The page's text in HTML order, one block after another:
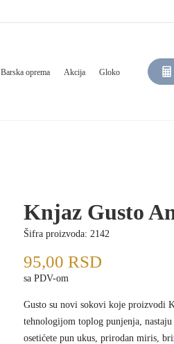
Barska oprema Akcija Gloko
Knjaz Gusto
Šifra proizvoda: 2142
95,00 RSD
sa PDV-om
Gusto su novi sokovi koje proizvodi
tehnologijom toplog punjenja,
osetićete pun ukus, prirodan miris,